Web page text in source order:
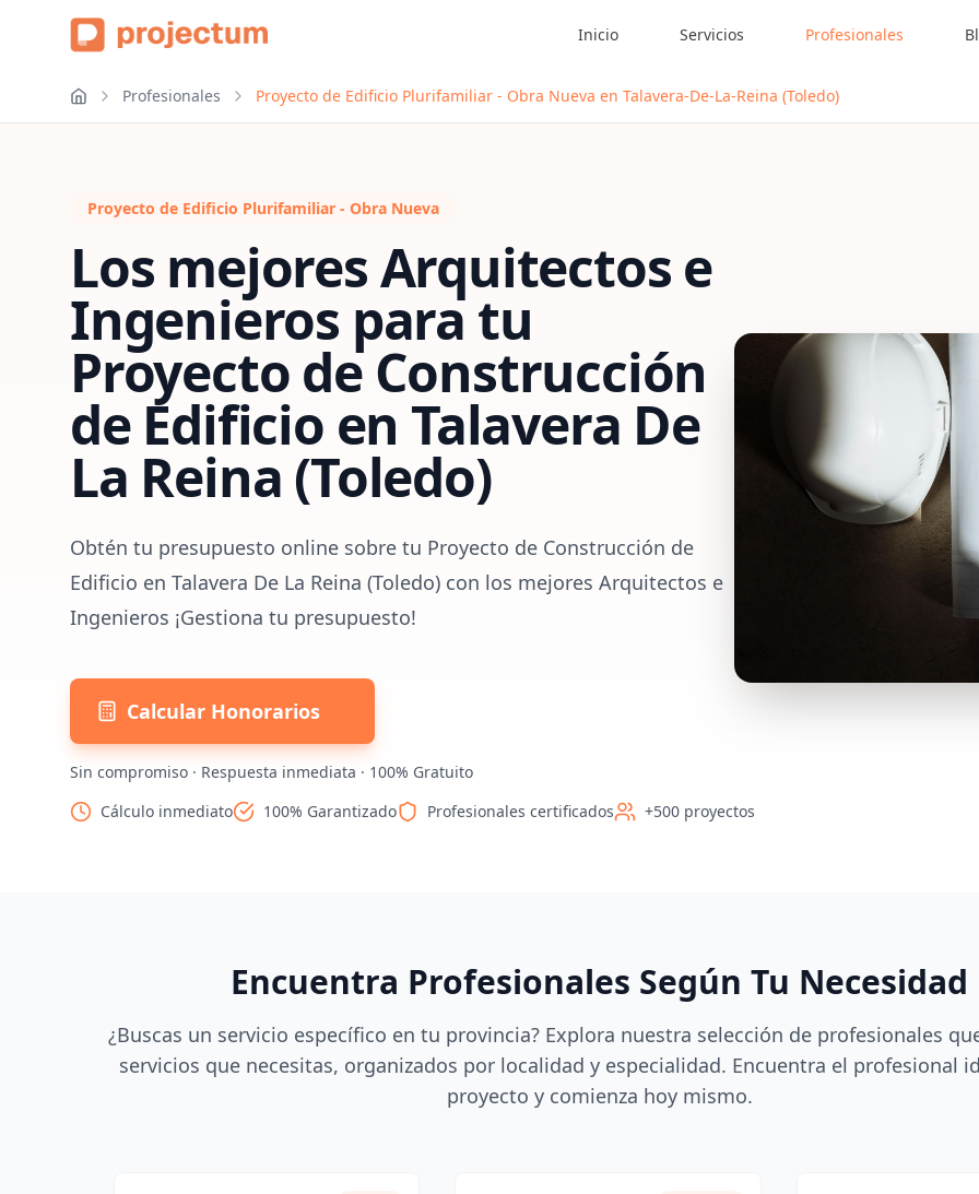
Inicio Servicios Profesionales
Profesionales Proyecto de Edificio Plurifamiliar - Obra Nueva en Talavera-De-La-Reina (Toledo)
Proyecto de Edificio Plurifamiliar - Obra Nueva
Los mejores Arquitectos e
Ingenieros para tu
Proyecto de Construcción
de Edificio en Talavera De
La Reina (Toledo)
Obtén tu presupuesto online sobre tu Proyecto de Construcción de
Edificio en Talavera De La Reina (Toledo) con los mejores Arquitectos e
Ingenieros ¡Gestiona tu presupuesto!
Calcular Honorarios
Sin compromiso · Respuesta inmediata · 100% Gratuito
Cálculo inmediato
100% Garantizado Profesionales certificados +500 proyectos
Encuentra Profesionales Según Tu Necesidad
¿Buscas un servicio específico en tu provincia? Explora nuestra selección de profesionales
servicios que necesitas, organizados por localidad y especialidad. Encuentra el profesional
proyecto y comienza hoy mismo.